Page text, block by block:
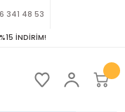
341 48 53
İNDİRİM!